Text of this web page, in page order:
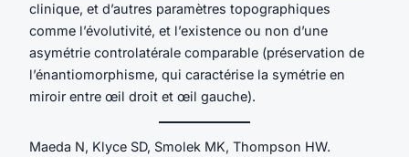
clinique, et d’autres paramètres topographiques
comme l’évolutivité, et l’existence ou non d’une
asymétrie controlatérale comparable (préservation de
l’énantiomorphisme, qui caractérise la symétrie en
miroir entre œil droit et œil gauche).
Maeda N, Klyce SD, Smolek MK, Thompson HW.